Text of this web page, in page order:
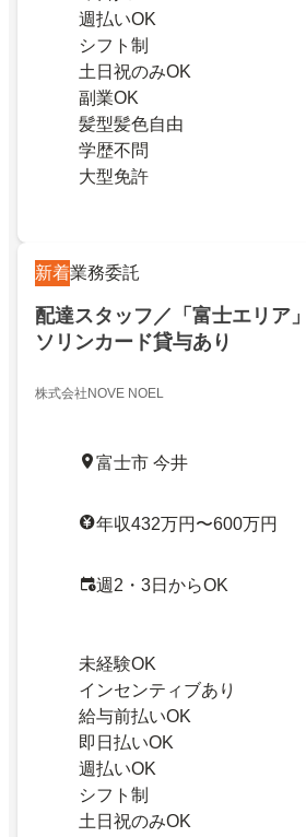
週払いOK
シフト制
土日祝のみOK
副業OK
髪型髪色自由
学歴不問
大型免許
新着業務委託
配達スタッフ／「富士エリア
ソリンカード貸与あり
株式会社NOVE NOEL
富士市 今井
年収432万円〜600万円
週2・3日からOK
未経験OK
インセンティブあり
給与前払いOK
即日払いOK
週払いOK
シフト制
土日祝のみOK